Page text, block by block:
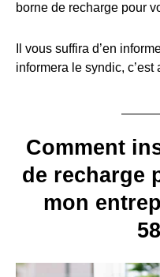
borne de recharge pour
Il vous suffira d’en
informera le syndic,
Comment
de recharge
mon